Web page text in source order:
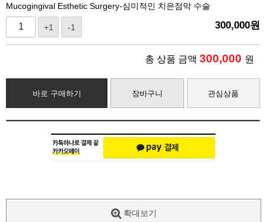
Mucogingival Esthetic Surgery-심미적인 치은점막 수술
+1 -1 300,000원
총 상품 금액 300,000 원
바로 구매하기 장바구니 관심상품
확대보기